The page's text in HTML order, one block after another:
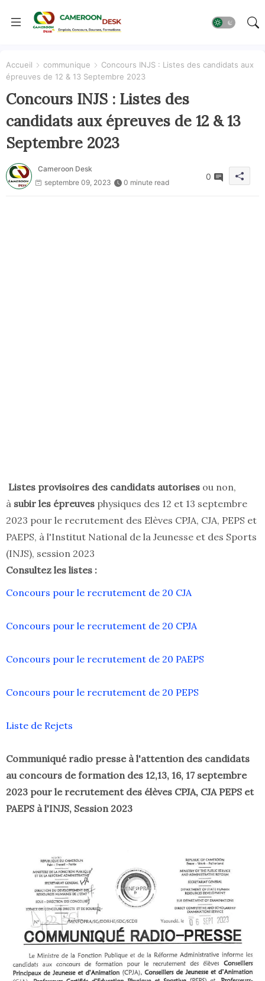
Accueil communique
Concours INJS : Listes des candidats aux
épreuves de 12 & 13 Septembre 2023
Concours INJS : Listes des
candidats aux épreuves de 12 & 13
Septembre 2023
Cameroon Desk
septembre 09, 2023
0 minute read
0
Listes provisoires des candidats autorises ou non,
à subir les épreuves physiques des 12 et 13 septembre
2023 pour le recrutement des Elèves CPJA, CJA, PEPS et
PAEPS, à l'Institut National de la Jeunesse et des Sports
(INJS), session 2023
Consultez les listes :
Concours pour le recrutement de 20 CJA
Concours pour le recrutement de 20 CPJA
Concours pour le recrutement de 20 PAEPS
Concours pour le recrutement de 20 PEPS
Liste de Rejets
Communiqué radio presse à l'attention des candidats
au concours de formation des 12,13, 16, 17 septembre
2023 pour le recrutement des élèves CPJA, CJA PEPS et
PAEPS à l'INJS, Session 2023